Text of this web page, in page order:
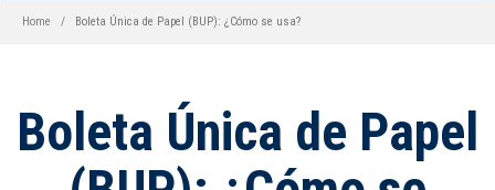
Home Boleta Única de Papel (BUP): ¿Cómo se usa?
Boleta Única de Papel